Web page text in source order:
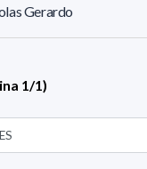
Gerardo
1/1)